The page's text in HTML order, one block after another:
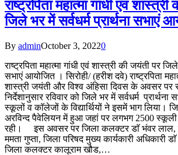
राष्ट्रपिता महात्मा गांधी एवं
जिले भर में सर्वधर्म प्रार्थना सभाएं
By adminOctober 3, 20220
राष्ट्रपिता महात्मा गांधी एवं शास्त्री की जयंती पर जिले
सभाएं आयोजित । सिरोही/ (हरीश दवे) राष्ट्रपिता
शास्त्री जयंती और विश्व अंहिसा दिवस के अवसर पर
निर्देशानुसार रविवार को जिले भर में सर्वधर्म
स्कूलों व काॅलेजों के विद्यार्थियों ने इसमें भाग लिया।
अरविन्द पैवेलियन में हुआ जहां पर लगभग 2500 स्कूली
रही। इस अवसर पर जिला कलक्टर डाॅ भंवर लाल,
ममता गुप्ता, जिला परिषद मुख्य कार्यकारी अधिकारी
जिला कलक्टर कालूराम खौड,…